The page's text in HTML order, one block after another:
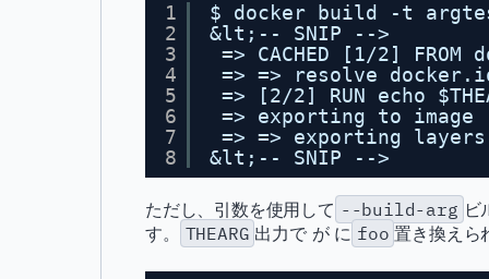
1
2
3
4
5
6
7
8
$ docker build -t
&lt;-- SNIP -->
=> CACHED [1/2]
=> => resolve
=> [2/2] RUN echo
=> exporting to image
=> => exporting layers
&lt;-- SNIP -->
ただし、引数を使用して --build-arg ビ
す。
THEARG 出力で が に foo 置き換えら